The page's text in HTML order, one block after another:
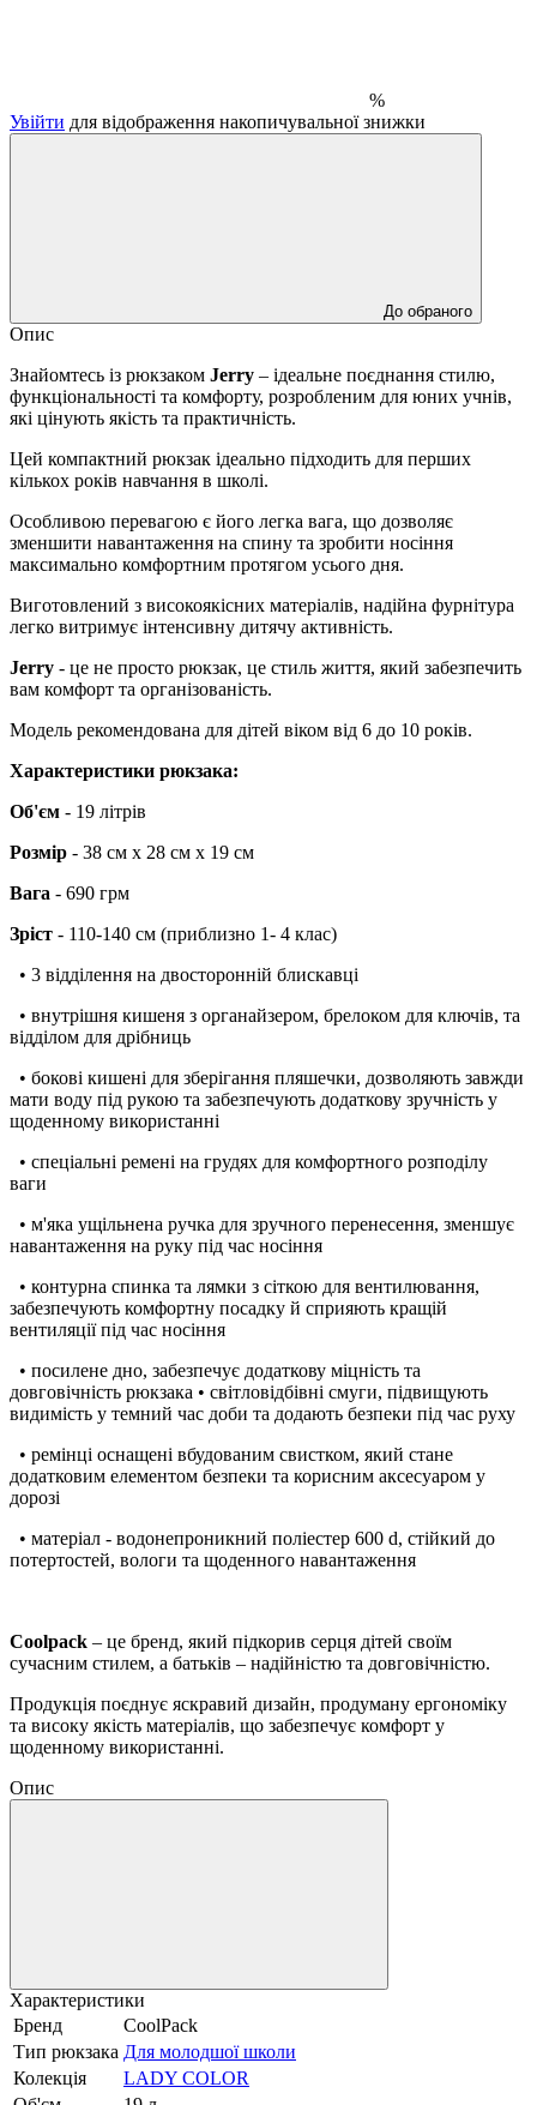
%
Увійти для відображення накопичувальної знижки
До обраного
Опис
Знайомтесь із рюкзаком Jerry – ідеальне поєднання стилю,
функціональності та комфорту, розробленим для юних учнів,
які цінують якість та практичність.
Цей компактний рюкзак ідеально підходить для перших
кількох років навчання в школі.
Особливою перевагою є його легка вага, що дозволяє
зменшити навантаження на спину та зробити носіння
максимально комфортним протягом усього дня.
Виготовлений з високоякісних матеріалів, надійна фурнітура
легко витримує інтенсивну дитячу активність.
Jerry - це не просто рюкзак, це стиль життя, який забезпечить
вам комфорт та організованість.
Модель рекомендована для дітей віком від 6 до 10 років.
Характеристики рюкзака:
Об'єм - 19 літрів
Розмір - 38 см х 28 см х 19 см
Вага - 690 грм
Зріст - 110-140 см (приблизно 1- 4 клас)
• 3 відділення на двосторонній блискавці
• внутрішня кишеня з органайзером, брелоком для ключів, та
відділом для дрібниць
• бокові кишені для зберігання пляшечки, дозволяють завжди
мати воду під рукою та забезпечують додаткову зручність у
щоденному використанні
• спеціальні ремені на грудях для комфортного розподілу
ваги
• м'яка ущільнена ручка для зручного перенесення, зменшує
навантаження на руку під час носіння
• контурна спинка та лямки з сіткою для вентилювання,
забезпечують комфортну посадку й сприяють кращій
вентиляції під час носіння
• посилене дно, забезпечує додаткову міцність та
довговічність рюкзака • світловідбівні смуги, підвищують
видимість у темний час доби та додають безпеки під час руху
• ремінці оснащені вбудованим свистком, який стане
додатковим елементом безпеки та корисним аксесуаром у
дорозі
• матеріал - водонепроникний поліестер 600 d, стійкий до
потертостей, вологи та щоденного навантаження
Coolpack – це бренд, який підкорив серця дітей своїм
сучасним стилем, а батьків – надійністю та довговічністю.
Продукція поєднує яскравий дизайн, продуману ергономіку
та високу якість матеріалів, що забезпечує комфорт у
щоденному використанні.
Опис
Характеристики
Бренд
CoolPack
Тип рюкзака Для молодшої школи
Колекція
LADY COLOR